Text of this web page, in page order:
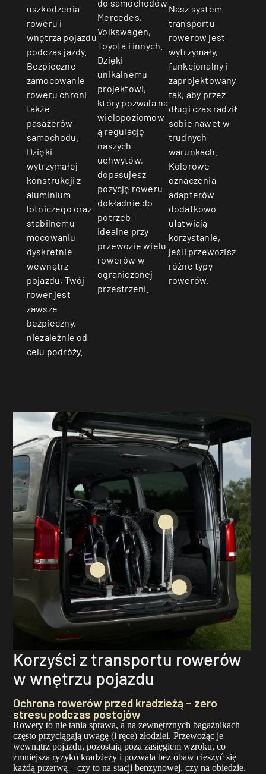
uszkodzenia
roweru i
wnętrza pojazdu
podczas jazdy.
Bezpieczne
zamocowanie
roweru chroni
także
pasażerów
samochodu.
Dzięki
wytrzymałej
konstrukcji z
aluminium
lotniczego oraz
stabilnemu
mocowaniu
dyskretnie
wewnątrz
pojazdu, Twój
rower jest
zawsze
bezpieczny,
niezależnie od
celu podróży.
do samochodów
Mercedes,
Volkswagen,
Toyota i innych.
Dzięki
unikalnemu
projektowi,
który pozwala na
wielopoziomow
ą regulację
naszych
uchwytów,
dopasujesz
pozycję roweru
dokładnie do
potrzeb –
idealne przy
przewozie wielu
rowerów w
ograniczonej
przestrzeni.
Nasz system
transportu
rowerów jest
wytrzymały,
funkcjonalny i
zaprojektowany
tak, aby przez
długi czas radził
sobie nawet w
trudnych
warunkach.
Kolorowe
oznaczenia
adapterów
dodatkowo
ułatwiają
korzystanie,
jeśli przewozisz
różne typy
rowerów.
Korzyści z transportu rowerów
w wnętrzu pojazdu
Ochrona rowerów przed kradzieżą – zero
stresu podczas postojów
Rowery to nie tania sprawa, a na zewnętrznych bagażnikach
często przyciągają uwagę (i ręce) złodziei. Przewożąc je
wewnątrz pojazdu, pozostają poza zasięgiem wzroku, co
zmniejsza ryzyko kradzieży i pozwala bez obaw cieszyć się
każdą przerwą – czy to na stacji benzynowej, czy na obiedzie.